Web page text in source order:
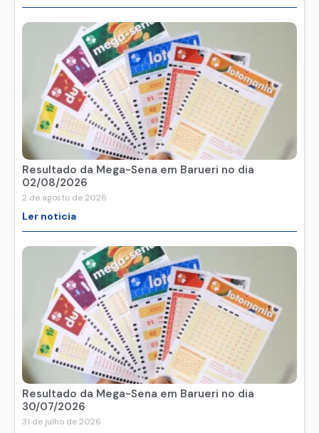
Resultado da Mega-Sena em Barueri no dia
02/08/2026
2 de agosto de 2026
Ler noticia
Resultado da Mega-Sena em Barueri no dia
30/07/2026
31 de julho de 2026